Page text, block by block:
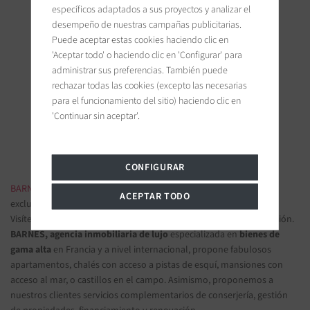
BARNES Ile de Ré
19 bis, Cours Félix Faure
17630 La Flotte-en-Ré, France
BARNES INMOBILIARIA DE LUJO- Las más bellas propiedades
exclusivas y apartamentos de lujo
Visítenos en nuestras oficinas y confíenos sus proyectos de inversión.
BARNES, agencia inmobiliaria de lujoespecializada enbienes de
gama alta en Francia y a nivel internacional, propone fabulosos
apartamentos, chalés con acceso a pistas de esquí, mansiones con
acceso al mar, o castillos en el campo. Asimismo, proponemos a
nuestros clientes servicios complementarios de conserjería, gestión
específicos adaptados a sus proyectos y analizar el
desempeño de nuestras campañas publicitarias.
Puede aceptar estas cookies haciendo clic en
'Aceptar todo' o haciendo clic en 'Configurar' para
administrar sus preferencias. También puede
rechazar todas las cookies (excepto las necesarias
para el funcionamiento del sitio) haciendo clic en
'Continuar sin aceptar'.
CONFIGURAR
ACEPTAR TODO